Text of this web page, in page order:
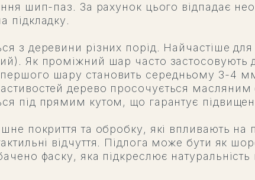
шип-паз. За рахунок цього відпадає
підкладку.
з деревини різних порід. Найчастіше
Як проміжний шар часто застосовують
шару становить середньому 3-4 мм.
дерево просочується
під прямим кутом, що гарантує
покриття та обробку, які впливають на
відчуття. Підлога може бути як
фаску, яка підкреслює